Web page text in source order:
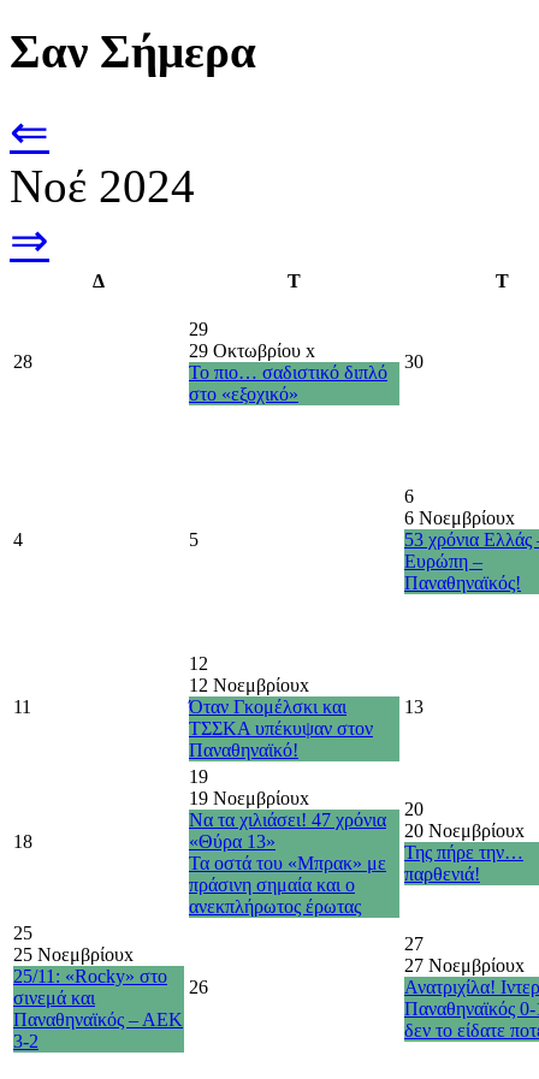
Σαν Σήμερα
⇐
Νοέ 2024
⇒
Δ Τ Τ
28
29
29 Οκτωβρίου x
Το πιο… σαδιστικό διπλό
στο «εξοχικό»
30
4 5
6
6 Νοεμβρίουx
53 χρόνια Ελλάς
Ευρώπη –
Παναθηναϊκός!
11
12
12 Νοεμβρίουx
Όταν Γκομέλσκι και
ΤΣΣΚΑ υπέκυψαν στον
Παναθηναϊκό!
13
18
19
19 Νοεμβρίουx
Να τα χιλιάσει! 47 χρόνια
«Θύρα 13»
Τα οστά του «Μπρακ» με
πράσινη σημαία και ο
ανεκπλήρωτος έρωτας
20
20 Νοεμβρίουx
Της πήρε την…
παρθενιά!
25
25 Νοεμβρίουx
25/11: «Rocky» στο
σινεμά και
Παναθηναϊκός – ΑΕΚ
3-2
26
27
27 Νοεμβρίουx
Ανατριχίλα!
Παναθηναϊκός
δεν το είδατε